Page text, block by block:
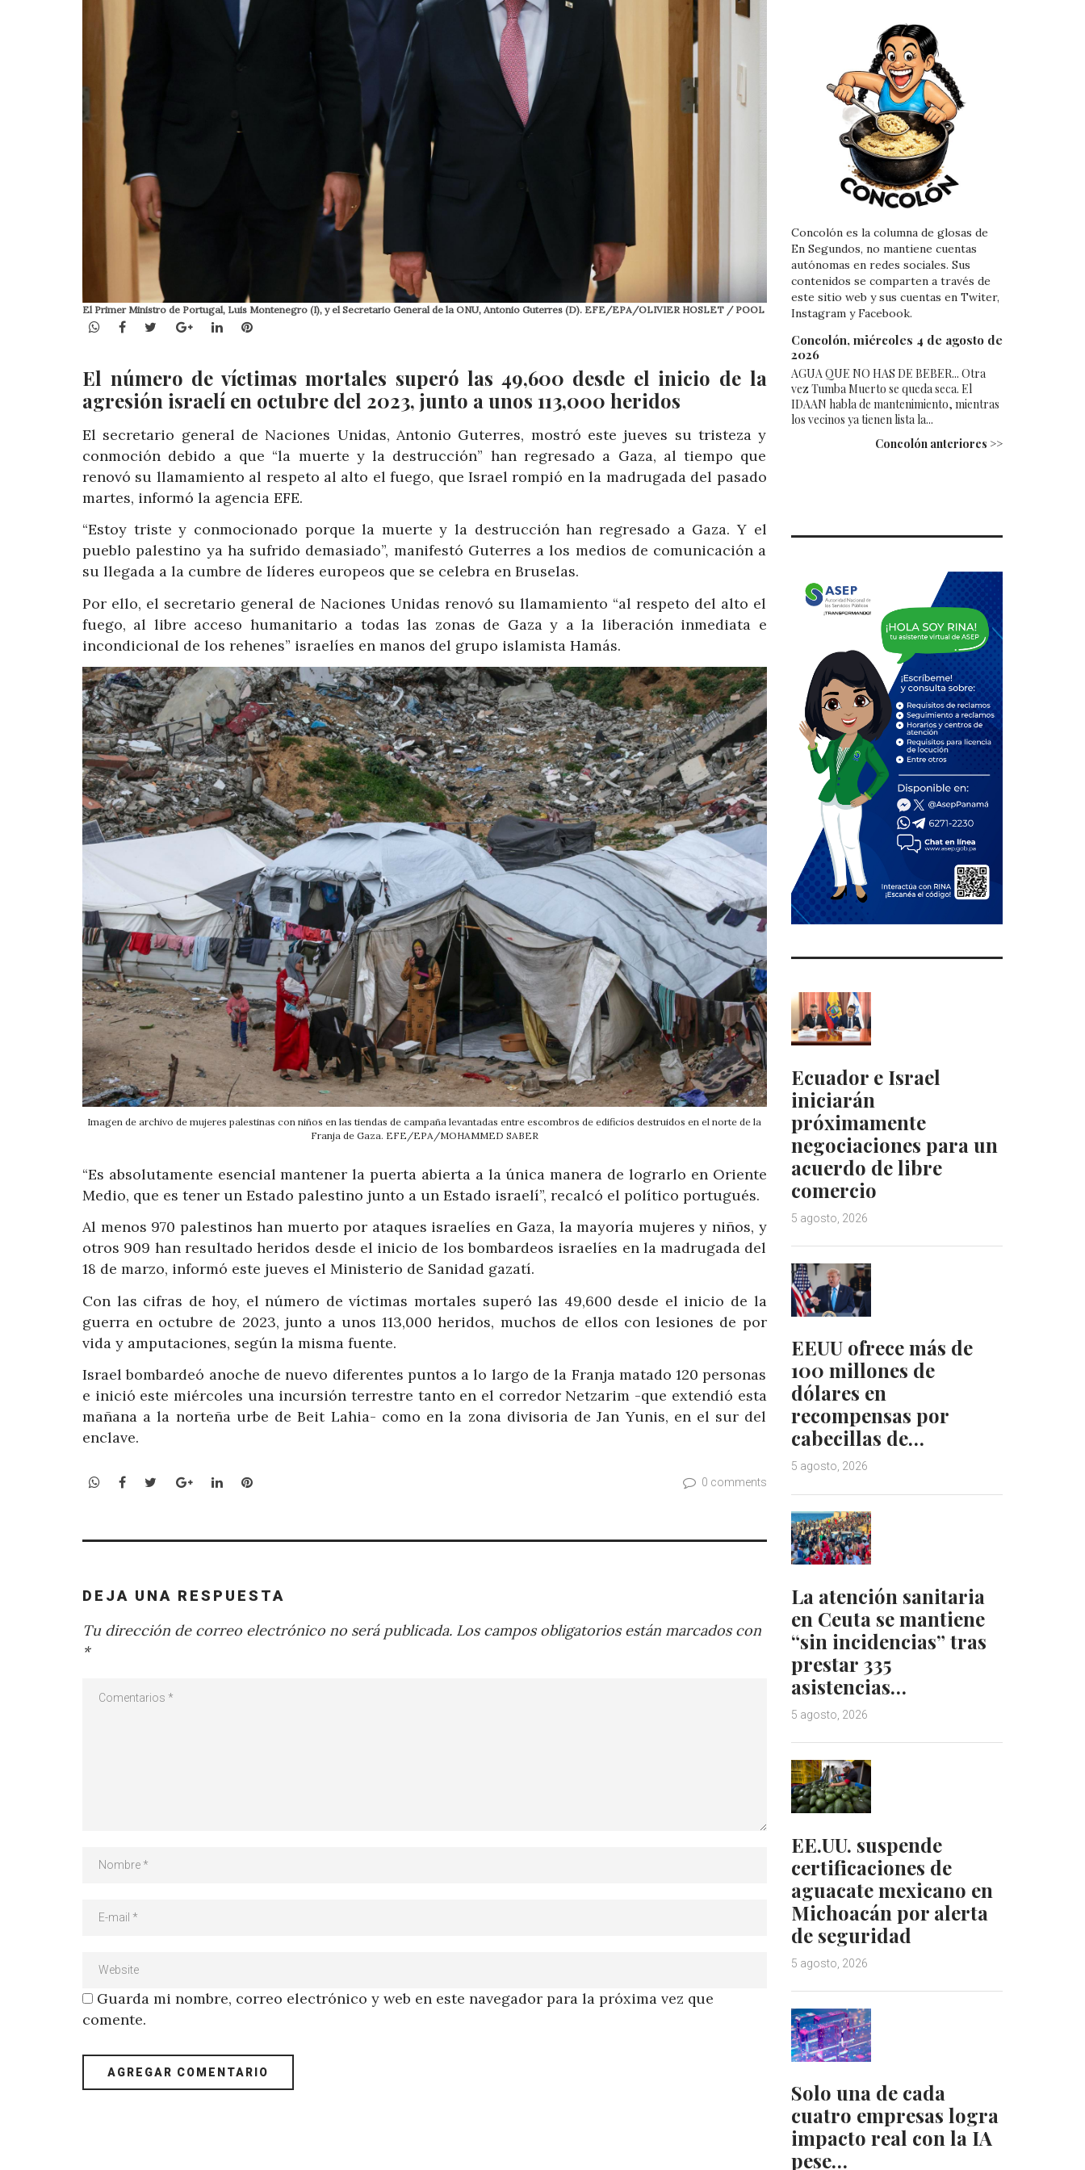
El Primer Ministro de Portugal, Luis Montenegro (I), y el Secretario General de la ONU, Antonio Guterres (D). EFE/EPA/OLIVIER HOSLET / POOL
WhatsApp
Facebook
TwitterGoogle+LinkedInPinterest
El número de víctimas mortales superó las 49,600 desde el inicio de la
agresión israelí en octubre del 2023, junto a unos 113,000 heridos
El secretario general de Naciones Unidas, Antonio Guterres, mostró este jueves su tristeza y
conmoción debido a que “la muerte y la destrucción” han regresado a Gaza, al tiempo que
renovó su llamamiento al respeto al alto el fuego, que Israel rompió en la madrugada del pasado
martes, informó la agencia EFE.
“Estoy triste y conmocionado porque la muerte y la destrucción han regresado a Gaza. Y el
pueblo palestino ya ha sufrido demasiado”, manifestó Guterres a los medios de comunicación a
su llegada a la cumbre de líderes europeos que se celebra en Bruselas.
Por ello, el secretario general de Naciones Unidas renovó su llamamiento “al respeto del alto el
fuego, al libre acceso humanitario a todas las zonas de Gaza y a la liberación inmediata e
incondicional de los rehenes” israelíes en manos del grupo islamista Hamás.
Imagen de archivo de mujeres palestinas con niños en las tiendas de campaña levantadas entre escombros de edificios destruidos en el norte de la
Franja de Gaza. EFE/EPA/MOHAMMED SABER
“Es absolutamente esencial mantener la puerta abierta a la única manera de lograrlo en Oriente
Medio, que es tener un Estado palestino junto a un Estado israelí”, recalcó el político portugués.
Al menos 970 palestinos han muerto por ataques israelíes en Gaza, la mayoría mujeres y niños, y
otros 909 han resultado heridos desde el inicio de los bombardeos israelíes en la madrugada del
18 de marzo, informó este jueves el Ministerio de Sanidad gazatí.
Con las cifras de hoy, el número de víctimas mortales superó las 49,600 desde el inicio de la
guerra en octubre de 2023, junto a unos 113,000 heridos, muchos de ellos con lesiones de por
vida y amputaciones, según la misma fuente.
Israel bombardeó anoche de nuevo diferentes puntos a lo largo de la Franja matado 120 personas
e inició este miércoles una incursión terrestre tanto en el corredor Netzarim -que extendió esta
mañana a la norteña urbe de Beit Lahia- como en la zona divisoria de Jan Yunis, en el sur del
enclave.
WhatsApp
Facebook
TwitterGoogle+LinkedInPinterest 0 comments
DEJA UNA RESPUESTA
Tu dirección de correo electrónico no será publicada. Los campos obligatorios están marcados con
*
Guarda mi nombre, correo electrónico y web en este navegador para la próxima vez que
comente.
Concolón es la columna de glosas de
En Segundos, no mantiene cuentas
autónomas en redes sociales. Sus
contenidos se comparten a través de
este sitio web y sus cuentas en Twiter,
Instagram y Facebook.
Concolón, miércoles 4 de agosto de
2026
AGUA QUE NO HAS DE BEBER... Otra
vez Tumba Muerto se queda seca. El
IDAAN habla de mantenimiento, mientras
los vecinos ya tienen lista la...
Concolón anteriores >>
Ecuador e Israel
iniciarán
próximamente
negociaciones para un
acuerdo de libre
comercio
5 agosto, 2026
EEUU ofrece más de
100 millones de
dólares en
recompensas por
cabecillas de…
5 agosto, 2026
La atención sanitaria
en Ceuta se mantiene
“sin incidencias” tras
prestar 335
asistencias…
5 agosto, 2026
EE.UU. suspende
certificaciones de
aguacate mexicano en
Michoacán por alerta
de seguridad
5 agosto, 2026
Solo una de cada
cuatro empresas logra
impacto real con la IA
pese…